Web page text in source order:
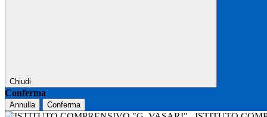
Chiudi
Conferma
Annulla Conferma